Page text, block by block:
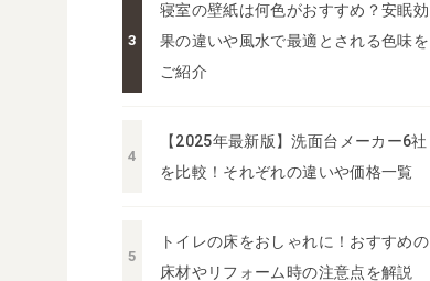
寝室の壁紙は何色がおすすめ？安眠効
果の違いや風水で最適とされる色味を
ご紹介
【2025年最新版】洗面台メーカー6社
を比較！それぞれの違いや価格一覧
トイレの床をおしゃれに！おすすめの
床材やリフォーム時の注意点を解説